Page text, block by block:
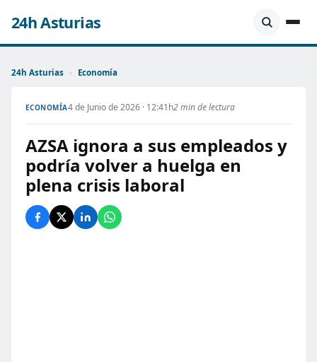
24h Asturias
24h Asturias › Economía
ECONOMÍA4 de Junio de 2026 · 12:41h2 min de lectura
AZSA ignora a sus empleados y
podría volver a huelga en
plena crisis laboral